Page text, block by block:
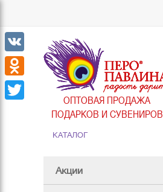
ОПТОВАЯ ПРОДАЖА
ПОДАРКОВ И СУВЕНИРОВ
КАТАЛОГ
Акции
VK
Odnoklassniki